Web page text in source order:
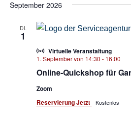
September 2026
DI.
1
Online-Quickshop für
1. September von 14:30 - 16:00
Zoom
Virtuelle Veranstaltung
Reservierung Jetzt Kostenlos